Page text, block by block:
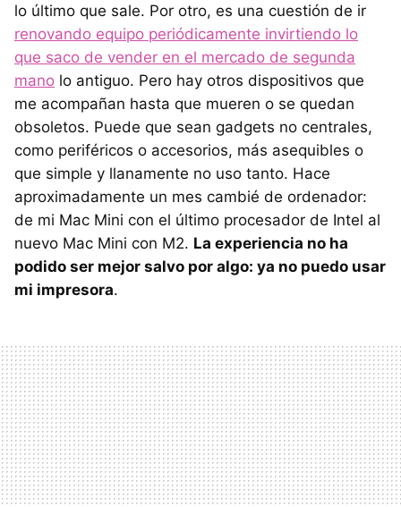
lo último que sale. Por otro, es una cuestión de ir
renovando equipo periódicamente invirtiendo lo
que saco de vender en el mercado de segunda
mano lo antiguo. Pero hay otros dispositivos que
me acompañan hasta que mueren o se quedan
obsoletos. Puede que sean gadgets no centrales,
como periféricos o accesorios, más asequibles o
que simple y llanamente no uso tanto. Hace
aproximadamente un mes cambié de ordenador:
de mi Mac Mini con el último procesador de Intel al
nuevo Mac Mini con M2. La experiencia no ha
podido ser mejor salvo por algo: ya no puedo usar
mi impresora.